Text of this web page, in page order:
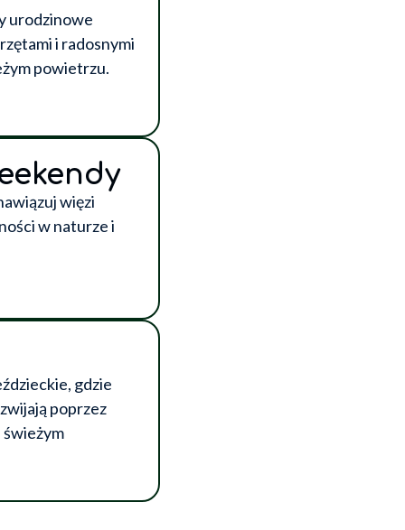
urodzinowe
i radosnymi
powietrzu.
więzi
w naturze i
gdzie
poprzez